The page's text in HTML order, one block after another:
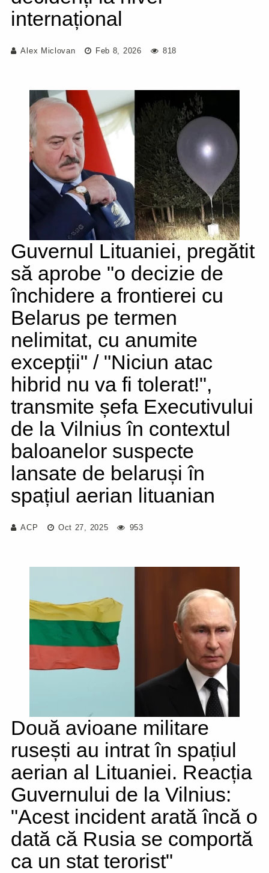
internațional
Alex Miclovan Feb 8, 2026 818
Guvernul Lituaniei, pregătit
să aprobe "o decizie de
închidere a frontierei cu
Belarus pe termen
nelimitat, cu anumite
excepții" / "Niciun atac
hibrid nu va fi tolerat!",
transmite șefa Executivului
de la Vilnius în contextul
baloanelor suspecte
lansate de belaruși în
spațiul aerian lituanian
ACP Oct 27, 2025 953
Două avioane militare
rusești au intrat în spațiul
aerian al Lituaniei. Reacția
Guvernului de la Vilnius:
"Acest incident arată încă o
dată că Rusia se comportă
ca un stat terorist"